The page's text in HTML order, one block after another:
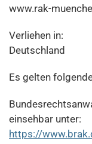
www.rak-
Verliehen in:
Deutschland
Es gelten
einsehbar unter:
https://